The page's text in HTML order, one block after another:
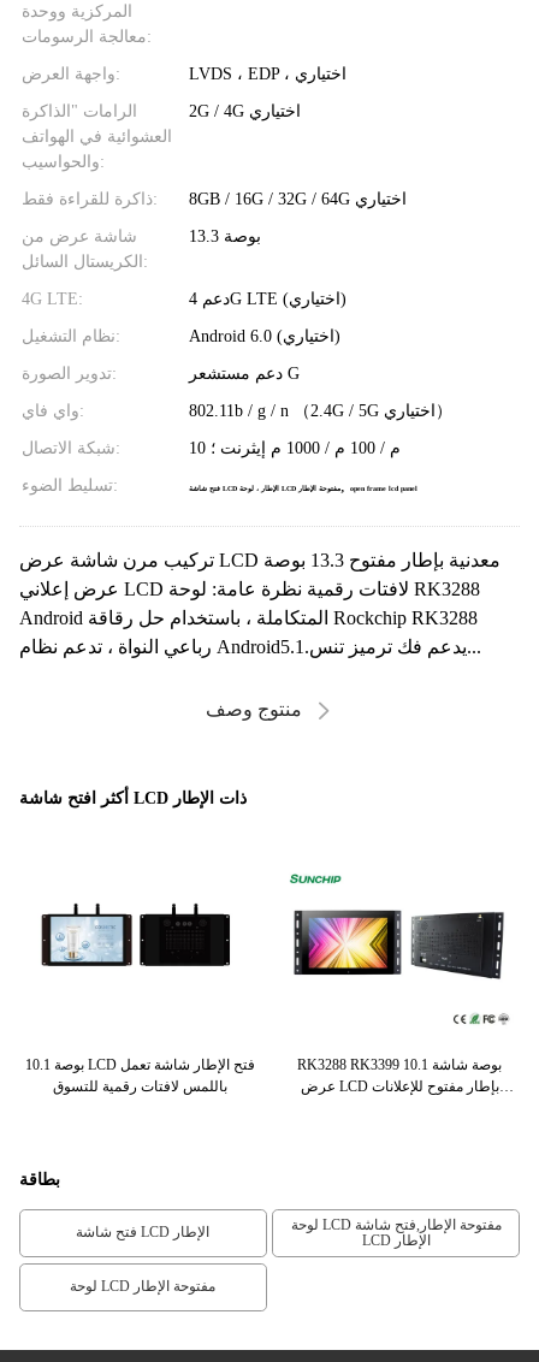
المركزية ووحدة
معالجة الرسومات:
واجهة العرض: LVDS ، EDP ، اختياري
الرامات "الذاكرة
العشوائية في الهواتف
والحواسيب:
2G / 4G اختياري
ذاكرة للقراءة فقط: 8GB / 16G / 32G / 64G اختياري
شاشة عرض من
الكريستال السائل:
13.3 بوصة
4G LTE: دعم 4G LTE (اختياري)
نظام التشغيل: Android 6.0 (اختياري)
تدوير الصورة: دعم مستشعر G
واي فاي: 802.11b / g / n （2.4G / 5G اختياري）
شبكة الاتصال: 10 م / 100 م / 1000 م إيثرنت ؛
تسليط الضوء: فتح شاشة LCD الإطار ، لوحة LCD مفتوحة الإطار, open frame lcd panel
تركيب مرن شاشة عرض LCD معدنية بإطار مفتوح 13.3 بوصة
عرض إعلاني LCD لافتات رقمية نظرة عامة: لوحة RK3288
Android المتكاملة ، باستخدام حل رقاقة Rockchip RK3288
رباعي النواة ، تدعم نظام Android5.1.يدعم فك ترميز تنس...
منتوج وصف
أكثر افتح شاشة LCD ذات الإطار
10.1 بوصة LCD فتح الإطار شاشة تعمل
باللمس لافتات رقمية للتسوق
RK3288 RK3399 10.1 بوصة شاشة
عرض LCD بإطار مفتوح للإعلانات
بطاقة
فتح شاشة LCD الإطار
لوحة LCD مفتوحة الإطار,فتح شاشة
LCD الإطار
لوحة LCD مفتوحة الإطار